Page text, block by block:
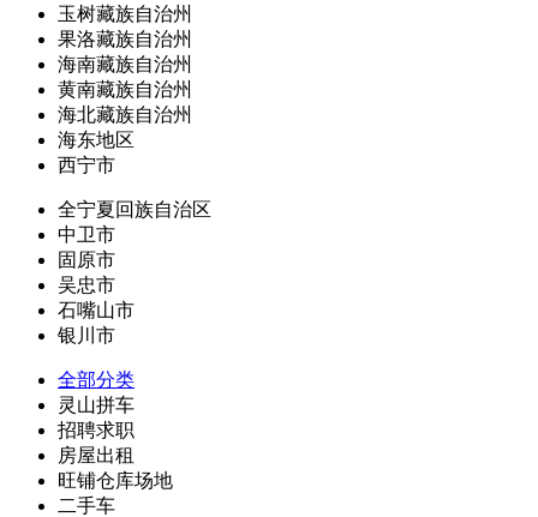
玉树藏族自治州
果洛藏族自治州
海南藏族自治州
黄南藏族自治州
海北藏族自治州
海东地区
西宁市
全宁夏回族自治区
中卫市
固原市
吴忠市
石嘴山市
银川市
全部分类
灵山拼车
招聘求职
房屋出租
旺铺仓库场地
二手车